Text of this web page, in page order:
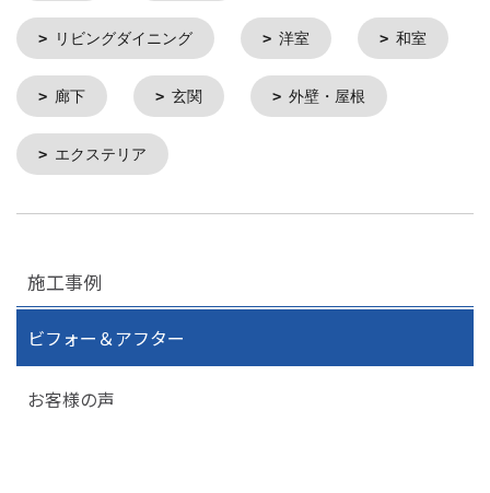
リビングダイニング 洋室 和室
廊下 玄関 外壁・屋根
エクステリア
施工事例
ビフォー＆アフター
お客様の声